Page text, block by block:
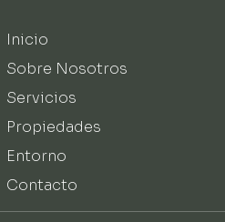
Inicio
Sobre Nosotros
Servicios
Propiedades
Entorno
Contacto